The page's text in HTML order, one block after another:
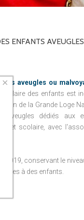
ENFANTS AVEUGLES
aveugles ou
scolaire des enfants est
de la Grande Loge
dédiés aux
et scolaire, avec
2019, conservant le
à des enfants.
×